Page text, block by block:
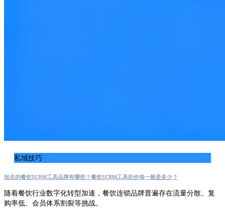
私域技巧
知名的餐饮SCRM工具品牌有哪些？餐饮SCRM工具的价格一般是多少？
随着餐饮行业数字化转型加速，餐饮连锁品牌普遍存在流量分散、复
购率低、会员体系割裂等挑战。